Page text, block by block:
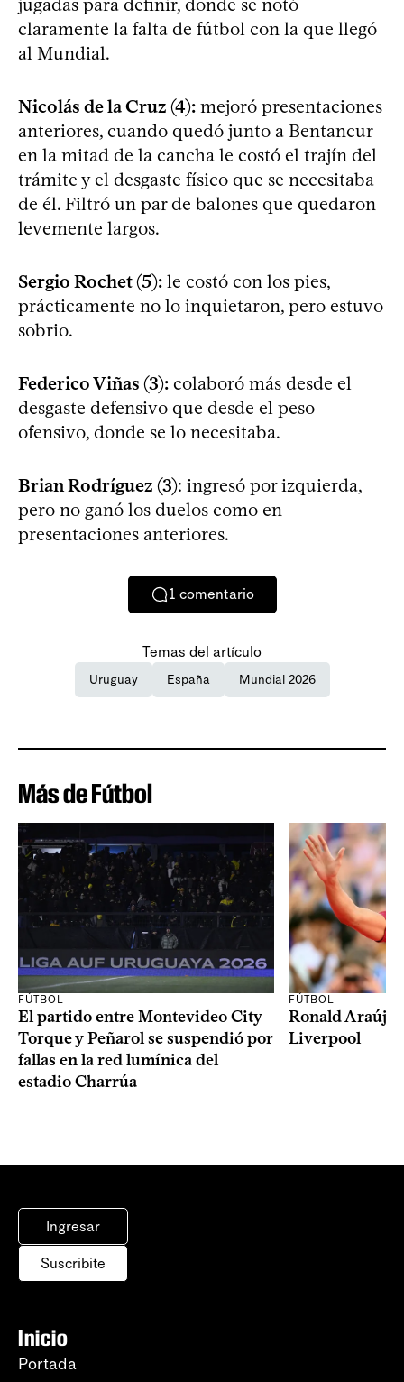
claramente la falta de fútbol con la que llegó
al Mundial.
Nicolás de la Cruz (4): mejoró presentaciones
anteriores, cuando quedó junto a Bentancur
en la mitad de la cancha le costó el trajín del
trámite y el desgaste físico que se necesitaba
de él. Filtró un par de balones que quedaron
levemente largos.
Sergio Rochet (5): le costó con los pies,
prácticamente no lo inquietaron, pero estuvo
sobrio.
Federico Viñas (3): colaboró más desde el
desgaste defensivo que desde el peso
ofensivo, donde se lo necesitaba.
Brian Rodríguez (3): ingresó por izquierda,
pero no ganó los duelos como en
presentaciones anteriores.
1 comentario
Temas del artículo
Uruguay España Mundial 2026
Más de Fútbol
FÚTBOL
El partido entre Montevideo City
Torque y Peñarol se suspendió por
fallas en la red lumínica del
estadio Charrúa
FÚTBOL
Ronald Araújo
Liverpool
Ingresar
Suscribite
Inicio
Portada